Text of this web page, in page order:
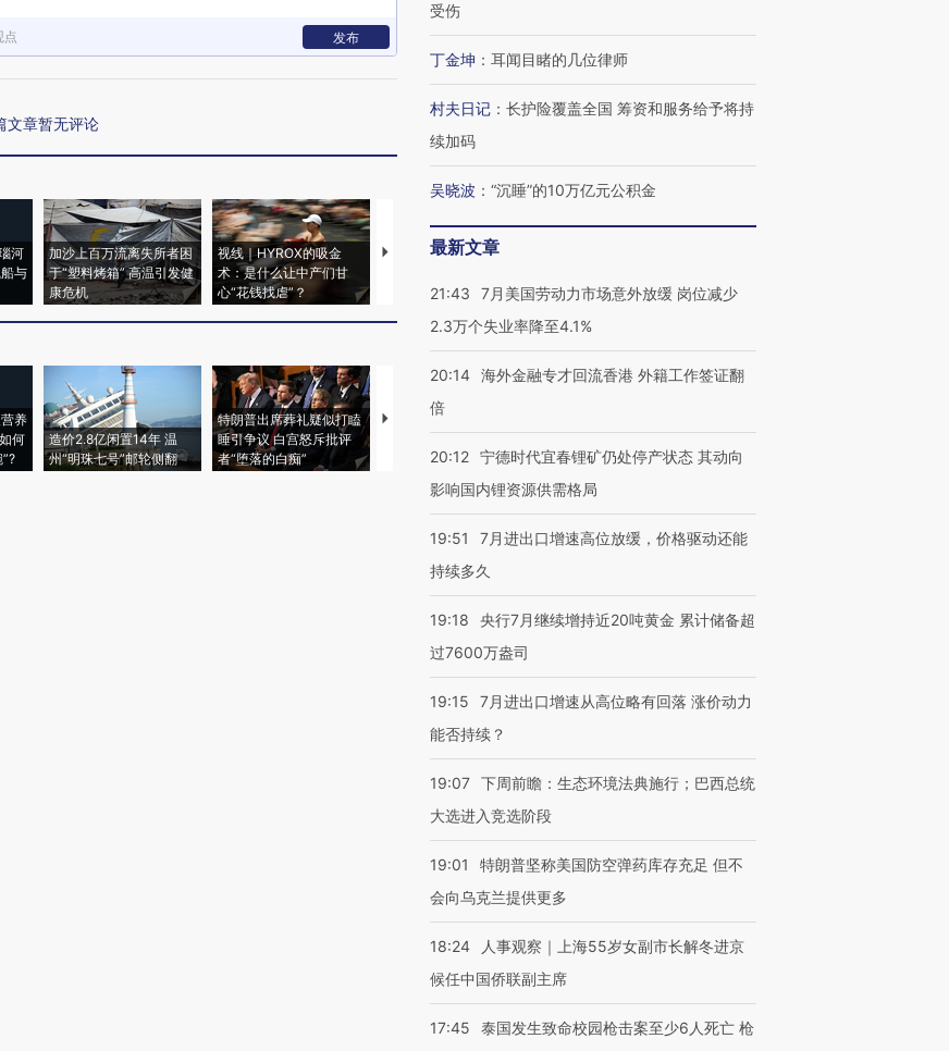
点 发布
文章暂无评论
河
与
加沙上百万流离失所者困
于“塑料烤箱” 高温引发健
康危机
视线｜HYROX的吸金
术：是什么让中产们甘
心“花钱找虐”？
马航飞行员跨国走私7万
育部长拱下台
飞地休达
养
何
造价2.8亿闲置14年 温
州“明珠七号”邮轮侧翻
特朗普出席葬礼疑似打瞌
睡引争议 白宫怒斥批评
者“堕落的白痴”
警告停止一切户外活动
的夏天
阿根廷3-0阿尔及利亚
受伤
丁金坤 ： 耳闻目睹的几位律师
村夫日记 ： 长护险覆盖全国 筹资和服务给予将持
续加码
吴晓波 ： “沉睡”的10万亿元公积金
最新文章
21:43
7月美国劳动力市场意外放缓 岗位减少
2.3万个失业率降至4.1%
20:14 海外金融专才回流香港 外籍工作签证翻
倍
20:12 宁德时代宜春锂矿仍处停产状态 其动向
影响国内锂资源供需格局
19:51
7月进出口增速高位放缓，价格驱动还能
持续多久
19:18
央行7月继续增持近20吨黄金 累计储备超
过7600万盎司
19:15
7月进出口增速从高位略有回落 涨价动力
能否持续？
19:07 下周前瞻：生态环境法典施行；巴西总统
大选进入竞选阶段
19:01
特朗普坚称美国防空弹药库存充足 但不
会向乌克兰提供更多
18:24
人事观察｜上海55岁女副市长解冬进京
候任中国侨联副主席
17:45 泰国发生致命校园枪击案至少6人死亡 枪